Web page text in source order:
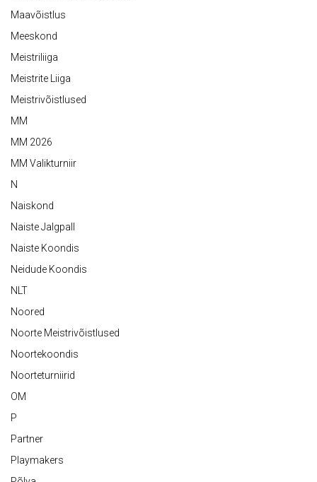
Maavõistlus
Meeskond
Meistriliiga
Meistrite Liiga
Meistrivõistlused
MM
MM 2026
MM Valikturniir
N
Naiskond
Naiste Jalgpall
Naiste Koondis
Neidude Koondis
NLT
Noored
Noorte Meistrivõistlused
Noortekoondis
Noorteturniirid
OM
P
Partner
Playmakers